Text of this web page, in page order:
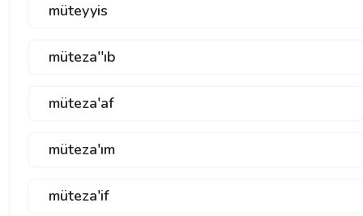
müteyyis
müteza''ıb
müteza'af
müteza'ım
müteza'if